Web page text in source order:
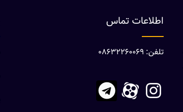
اطلاعات تماس
تلفن: 08632260069